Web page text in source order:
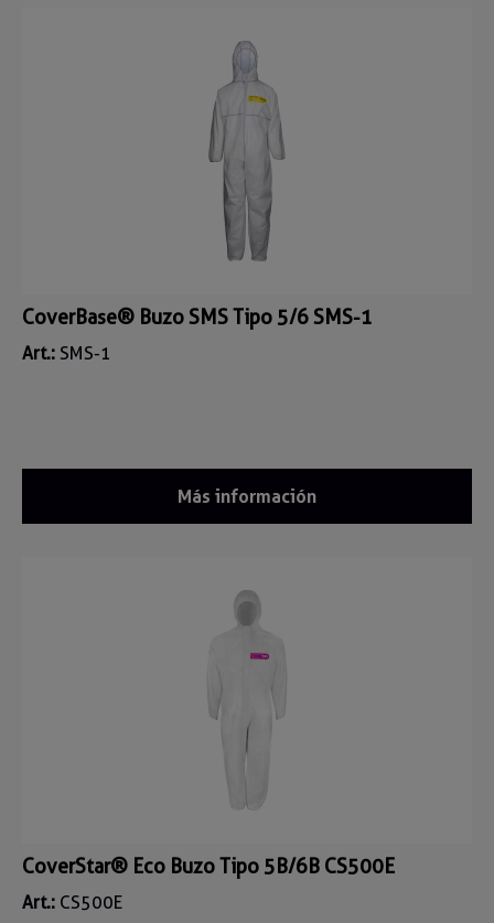
CoverBase® Buzo SMS Tipo 5/6 SMS-1
Art.: SMS-1
Más información
CoverStar® Eco Buzo Tipo 5B/6B CS500E
Art.: CS500E